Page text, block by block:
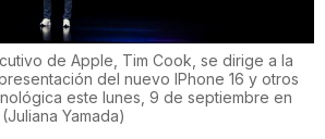
de Apple, Tim Cook, se dirige a la
del nuevo IPhone 16 y otros
este lunes, 9 de septiembre en
(Juliana Yamada)